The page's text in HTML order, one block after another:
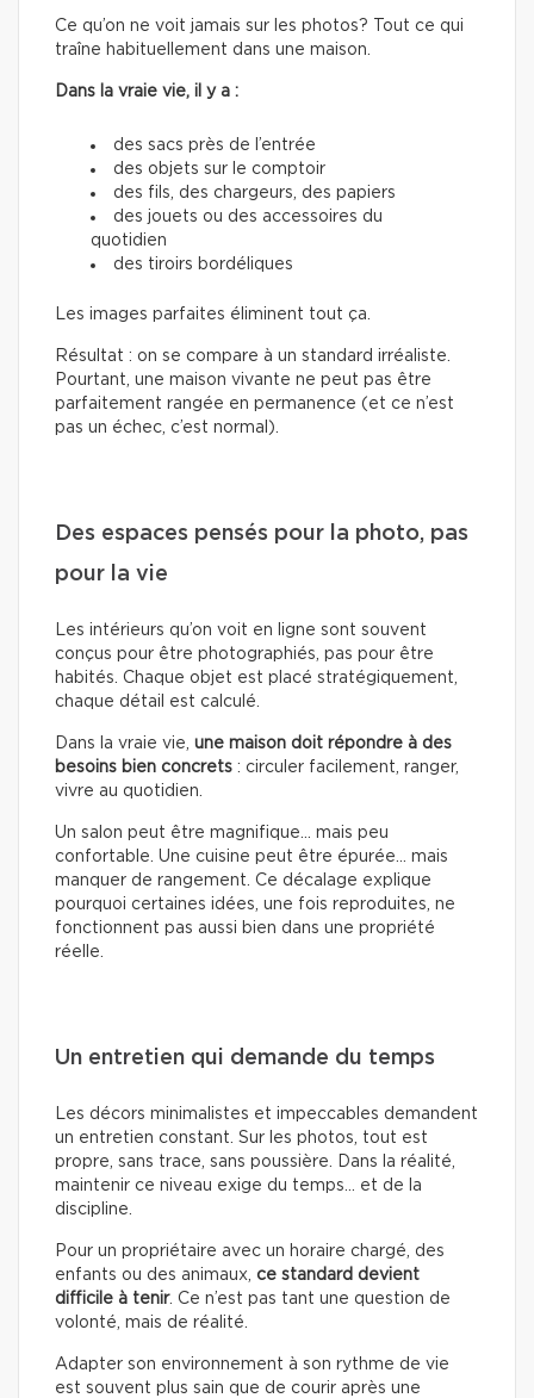
Ce qu’on ne voit jamais sur les photos? Tout ce qui
traîne habituellement dans une maison.
Dans la vraie vie, il y a :
des sacs près de l’entrée
des objets sur le comptoir
des fils, des chargeurs, des papiers
des jouets ou des accessoires du
quotidien
des tiroirs bordéliques
Les images parfaites éliminent tout ça.
Résultat : on se compare à un standard irréaliste.
Pourtant, une maison vivante ne peut pas être
parfaitement rangée en permanence (et ce n’est
pas un échec, c’est normal).
Des espaces pensés pour la photo, pas
pour la vie
Les intérieurs qu’on voit en ligne sont souvent
conçus pour être photographiés, pas pour être
habités. Chaque objet est placé stratégiquement,
chaque détail est calculé.
Dans la vraie vie, une maison doit répondre à des
besoins bien concrets : circuler facilement, ranger,
vivre au quotidien.
Un salon peut être magnifique… mais peu
confortable. Une cuisine peut être épurée… mais
manquer de rangement. Ce décalage explique
pourquoi certaines idées, une fois reproduites, ne
fonctionnent pas aussi bien dans une propriété
réelle.
Un entretien qui demande du temps
Les décors minimalistes et impeccables demandent
un entretien constant. Sur les photos, tout est
propre, sans trace, sans poussière. Dans la réalité,
maintenir ce niveau exige du temps… et de la
discipline.
Pour un propriétaire avec un horaire chargé, des
enfants ou des animaux, ce standard devient
difficile à tenir. Ce n’est pas tant une question de
volonté, mais de réalité.
Adapter son environnement à son rythme de vie
est souvent plus sain que de courir après une